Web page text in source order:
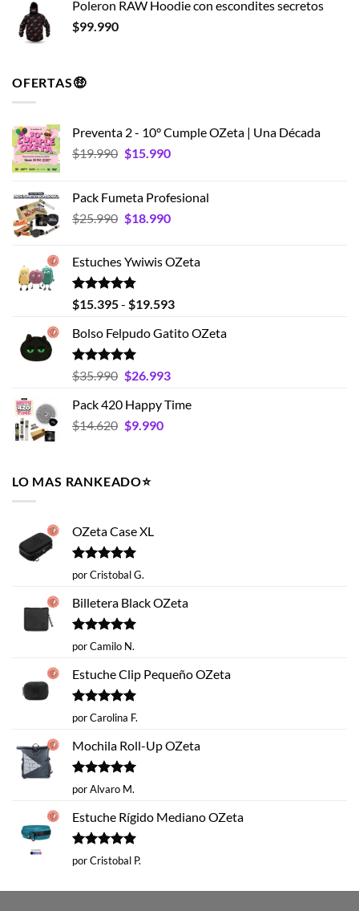
Poleron RAW Hoodie con escondites secretos
$99.990
OFERTAS🤑
Preventa 2 - 10° Cumple OZeta | Una Década
$19.990 El
era:
$19.990.
$15.990El
es:
$15.990.
Pack Fumeta Profesional
$25.990 El
era:
$25.990.
$18.990El
es:
Estuches Ywiwis OZeta
Valorado
con
de 5
$15.395- $19.593Rango
precios:
$19.593
Bolso Felpudo Gatito OZeta
Valorado
con
de 5
$35.990 El
original
era:
$26.993El
actual
Pack 420 Happy Time
$14.620 El
era:
$14.620.
$9.990El
LO MAS RANKEADO⭐️
OZeta Case XL
Valorado
con
por Cristobal G.
Billetera Black OZeta
Valorado
con
por Camilo N.
Estuche Clip Pequeño OZeta
Valorado
con
por Carolina F.
Mochila Roll-Up OZeta
Valorado
con
por Alvaro M.
Estuche Rígido Mediano OZeta
Valorado
con
por Cristobal P.